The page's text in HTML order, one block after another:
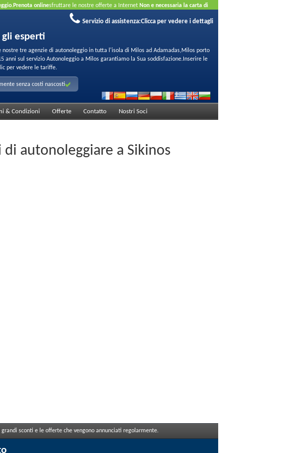
. Prenota onlinesfruttare le nostre offerte a Internet Non e necessaria la carta di
Servizio di assistenza:Clicca per vedere i dettagli
gli esperti
nostre tre agenzie di autonoleggio in tutta l'isola di Milos ad Adamadas,Milos porto
anni sul servizio Autonoleggio a Milos garantiamo la Sua soddisfazione.Inserire le
per vedere le tariffe.
senza costi nascosti
& Condizioni Offerte Contatto Nostri Soci
autonoleggiare a Sikinos
sconti e le offerte che vengono annunciati regolarmente.